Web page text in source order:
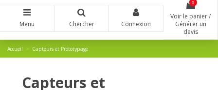
Menu Chercher Connexion
0
Voir le panier /
Générer un
devis
Accueil Capteurs et Prototypage
Capteurs et